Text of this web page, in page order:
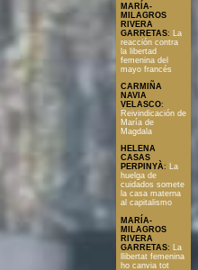
MARÍA-
MILAGROS
RIVERA
GARRETAS:
La
reacción contra
la libertad
femenina del
mayo francés
CARMIÑA
NAVIA
VELASCO:
Reivindicación de
María de
Magdala
HELENA
CASAS
PERPINYÀ: La
huelga de
cuidados somete
la casa materna
al capitalismo
MARÍA-
MILAGROS
RIVERA
GARRETAS:
La
llibertat femenina
ho canvia tot